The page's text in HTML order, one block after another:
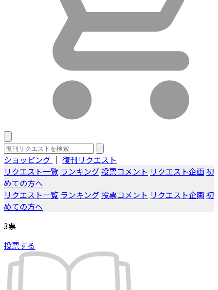
ショッピング ｜ 復刊リクエスト
リクエスト一覧 ランキング投票コメント リクエスト企画 初
めての方へ
リクエスト一覧 ランキング投票コメント リクエスト企画 初
めての方へ
3票
投票する